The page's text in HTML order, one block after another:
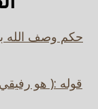
حكم وصف الله
قوله :( هو